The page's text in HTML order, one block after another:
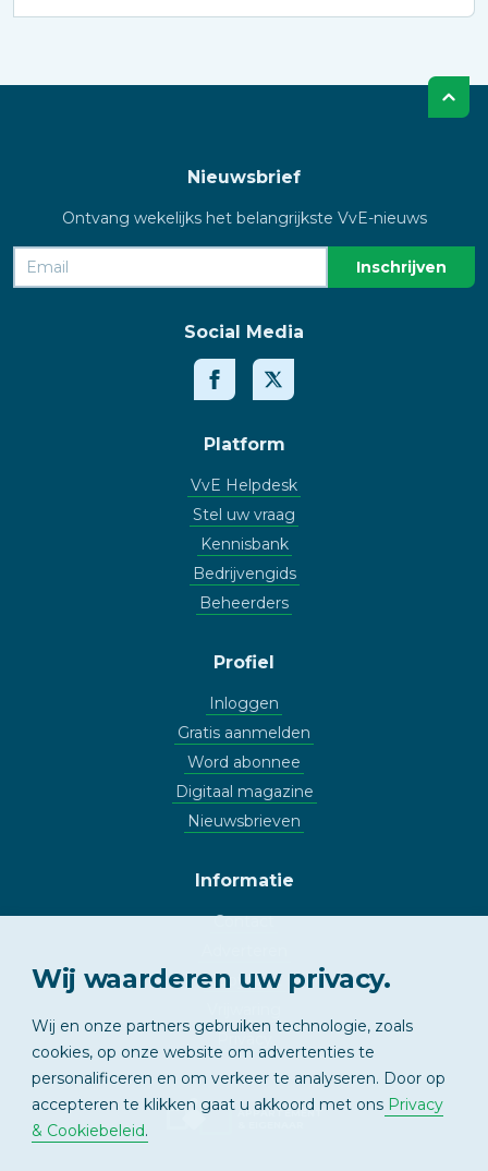
Nieuwsbrief
Ontvang wekelijks het belangrijkste VvE-nieuws
Social Media
Platform
VvE Helpdesk
Stel uw vraag
Kennisbank
Bedrijvengids
Beheerders
Profiel
Inloggen
Gratis aanmelden
Word abonnee
Digitaal magazine
Nieuwsbrieven
Informatie
Contact
Copyright
APPARTEMENT
Wij waarderen uw privacy.
Wij en onze partners gebruiken technologie, zoals
cookies, op onze website om advertenties te
personalificeren en om verkeer te analyseren. Door op
accepteren te klikken gaat u akkoord met ons Privacy
& Cookiebeleid.